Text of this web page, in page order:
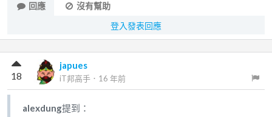
回應
沒有幫助
登入發表回應
japues
iT邦高手 ． 16 年前
18
alexdung提到：